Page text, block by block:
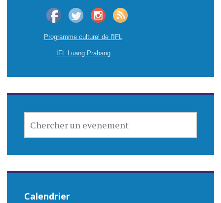
a
o
n
Programme culturel de l'IFL
IFL Luang Prabang
UN
Calendrier